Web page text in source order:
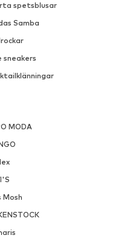
spetsblusar
Samba
sneakers
MODA
Mosh